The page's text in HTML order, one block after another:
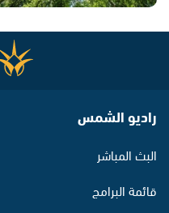
راديو الشمس
البث المباشر
قائمة البرامج